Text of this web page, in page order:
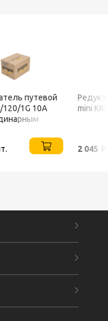
путевой
120/1G 10A
CHINT
mini
2 045